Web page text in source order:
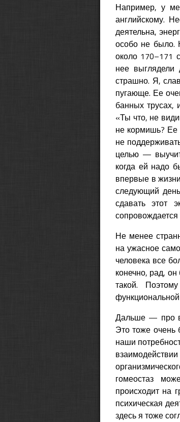
Например, у
английскому.
деятельна,
особо не было.
около 170–171
нее
страшно. Я,
пугающе. Ее
банных трусах,
«Ты что, не
не кормишь? Ее
не
целью —
когда ей надо
впервые в
следующий
сдавать этот
Не менее
на ужасное
человека все
конечно, рад,
такой.
Дальше — про
Это тоже очень
наши
гомеостаз
происходит на
психическая
здесь я тоже